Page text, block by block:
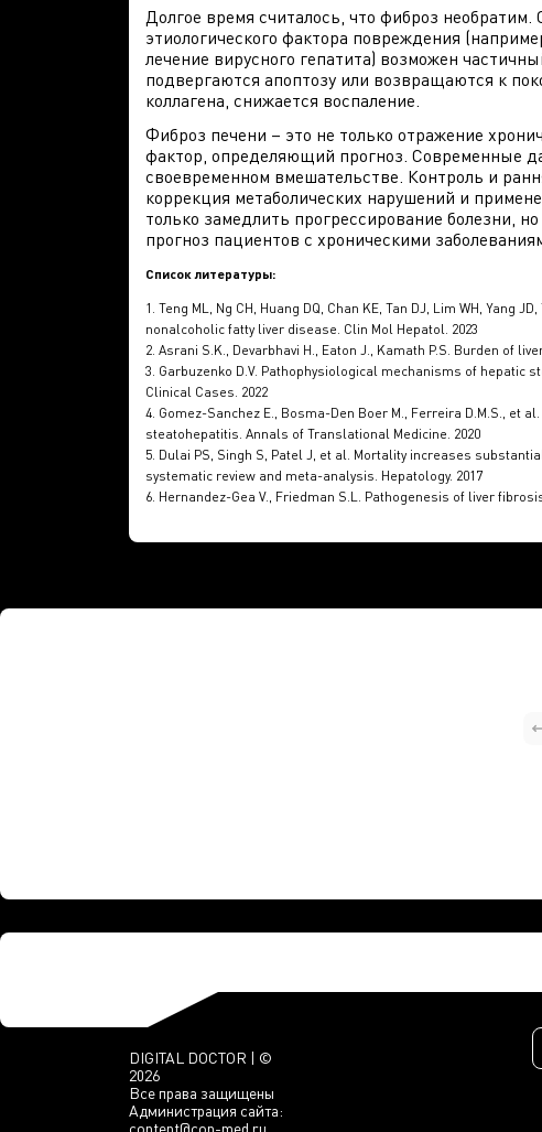
Долгое время считалось, что фиброз необратим.
этиологического фактора повреждения
лечение вирусного гепатита) возможен
подвергаются апоптозу или возвращаются к
коллагена, снижается воспаление.
Фиброз печени – это не только отражение
фактор, определяющий прогноз. Современные
своевременном вмешательстве. Контроль и
коррекция метаболических нарушений и
только замедлить прогрессирование болезни,
прогноз пациентов с хроническими
Список литературы:
1. Teng ML, Ng CH, Huang DQ, Chan KE, Tan DJ, Lim WH, Yang
nonalcoholic fatty liver disease. Clin Mol Hepatol. 2023
2. Asrani S.K., Devarbhavi H., Eaton J., Kamath P.S. Burden of
3. Garbuzenko D.V. Pathophysiological mechanisms of
Clinical Cases. 2022
4. Gomez-Sanchez E., Bosma-Den Boer M., Ferreira D.M.S.,
steatohepatitis. Annals of Translational Medicine. 2020
5. Dulai PS, Singh S, Patel J, et al. Mortality increases
systematic review and meta-analysis. Hepatology. 2017
6. Hernandez-Gea V., Friedman S.L. Pathogenesis of liver
DIGITAL DOCTOR | ©
2026
Все права защищены
Администрация сайта:
content@con-med.ru